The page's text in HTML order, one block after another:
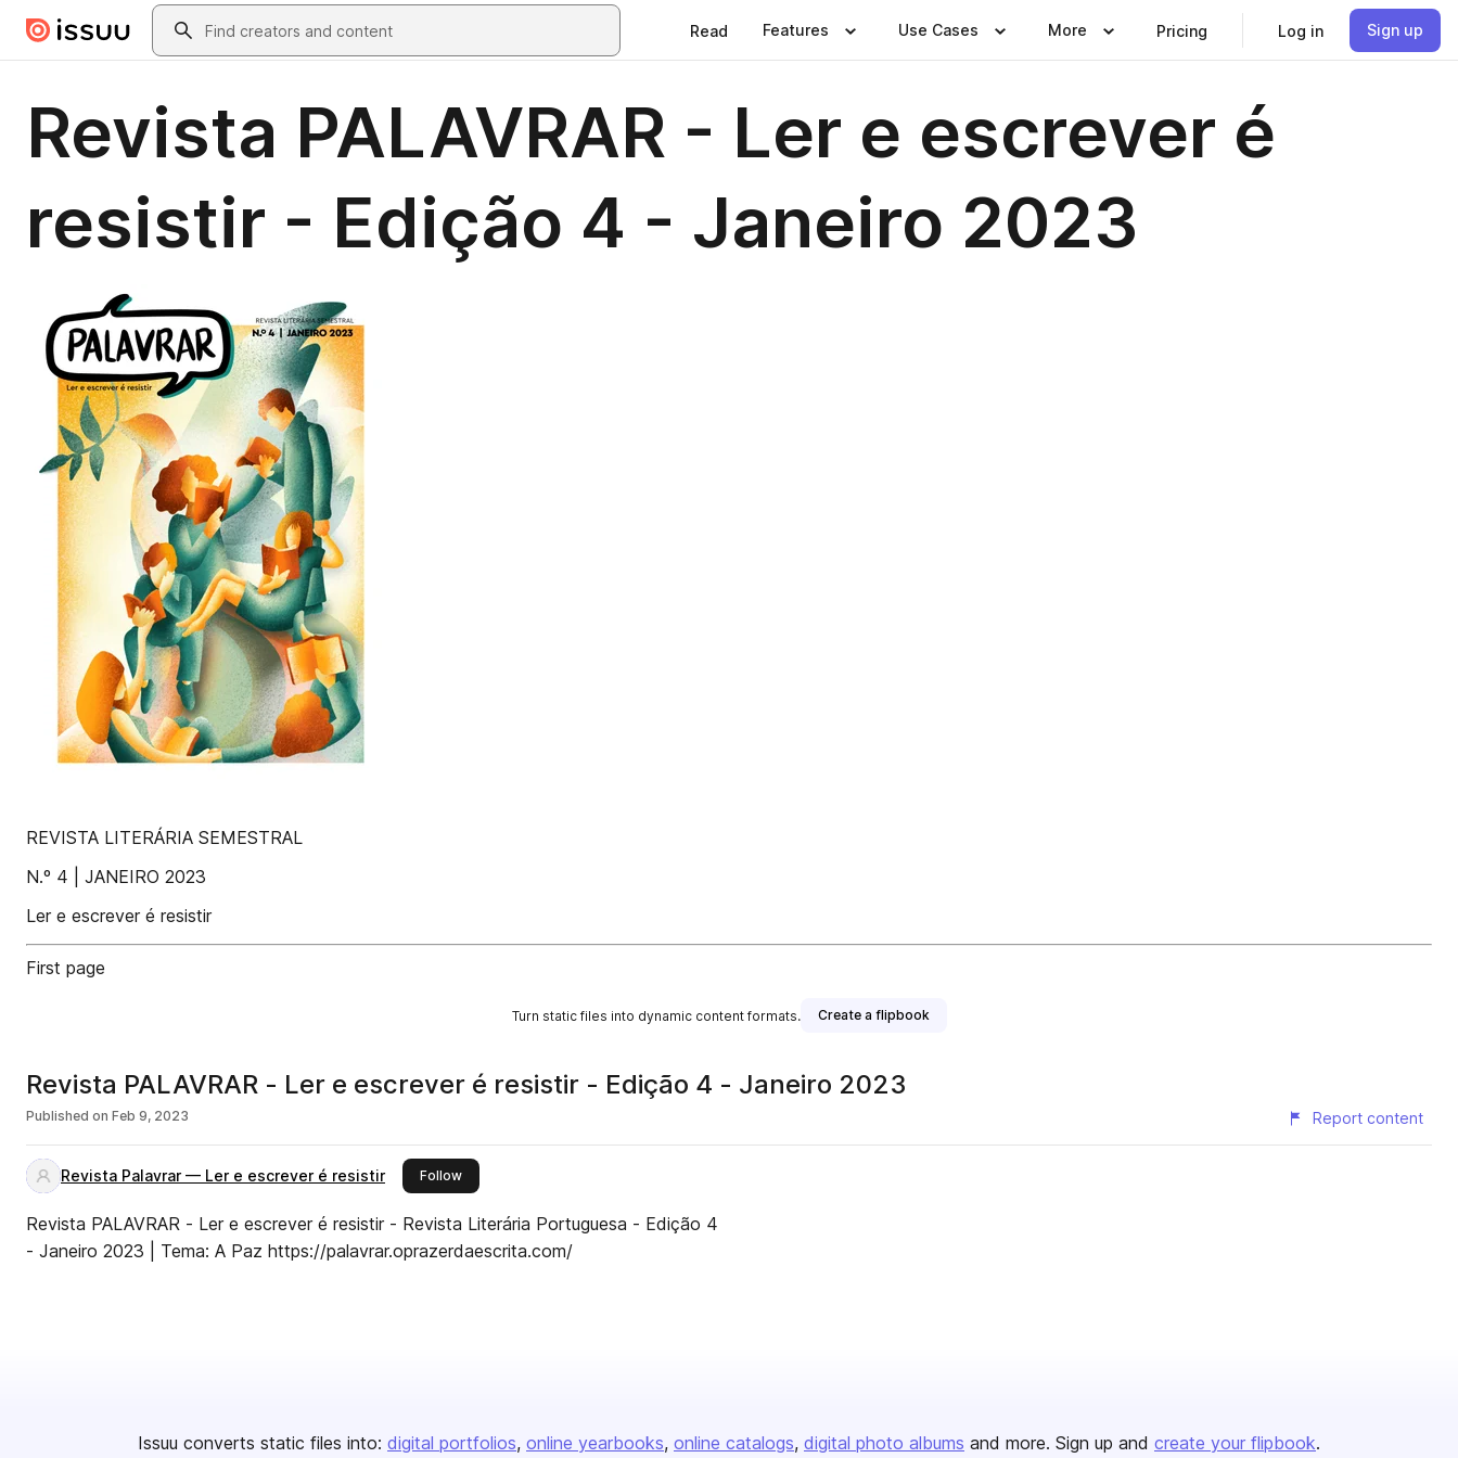
Skip to main contentSearch
Read Features Use Cases More Pricing Log in Sign up
Revista PALAVRAR - Ler e escrever é
resistir - Edição 4 - Janeiro 2023
REVISTA LITERÁRIA SEMESTRAL
N.º 4 | JANEIRO 2023
Ler e escrever é resistir
First page
Turn static files into dynamic content formats. Create a flipbook
Revista PALAVRAR - Ler e escrever é resistir - Edição 4 - Janeiro 2023
Published on Feb 9, 2023 Report content
Revista Palavrar — Ler e escrever é resistir Followthis publisher
Revista PALAVRAR - Ler e escrever é resistir - Revista Literária Portuguesa - Edição 4
- Janeiro 2023 | Tema: A Paz https://palavrar.oprazerdaescrita.com/
Issuu converts static files into: digital portfolios online yearbooks online catalogs digital photo albums and more. Sign up and create your flipbook.